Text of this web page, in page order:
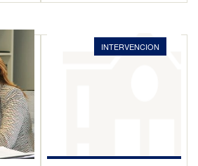
INTERVENCION